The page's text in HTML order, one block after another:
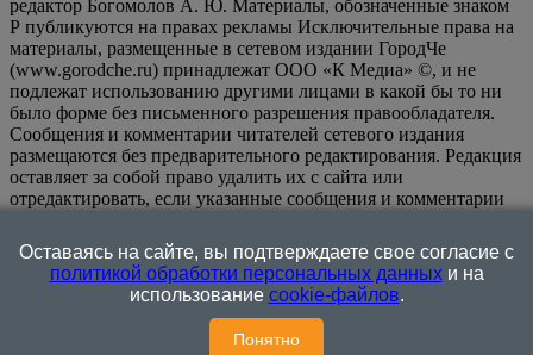
редактор Богомолов А. Ю. Материалы, обозначенные знаком
Р публикуются на правах рекламы Исключительные права на
материалы, размещенные в сетевом издании ГородЧе
(www.gorodche.ru) принадлежат ООО «К Медиа» ©, и не
подлежат использованию другими лицами в какой бы то ни
было форме без письменного разрешения правообладателя.
Сообщения и комментарии читателей сетевого издания
размещаются без предварительного редактирования. Редакция
оставляет за собой право удалить их с сайта или
отредактировать, если указанные сообщения и комментарии
или нарушением иных требований закона.
информационном ресурсе применяются рекомендательные
технологии (информационные технологии предоставления
информации на основе сбора, систематизации и анализа
сведений, относящихся к предпочтениям пользователей сети
"Интернет", находящихся на территории Российской
Оставаясь на сайте, вы подтверждаете свое согласие с
политикой обработки персональных данныхи на
использование cookie-файлов.
Понятно